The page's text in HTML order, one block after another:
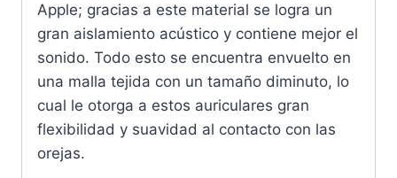
Apple; gracias a este material se logra un
gran aislamiento acústico y contiene mejor el
sonido. Todo esto se encuentra envuelto en
una malla tejida con un tamaño diminuto, lo
cual le otorga a estos auriculares gran
flexibilidad y suavidad al contacto con las
orejas.